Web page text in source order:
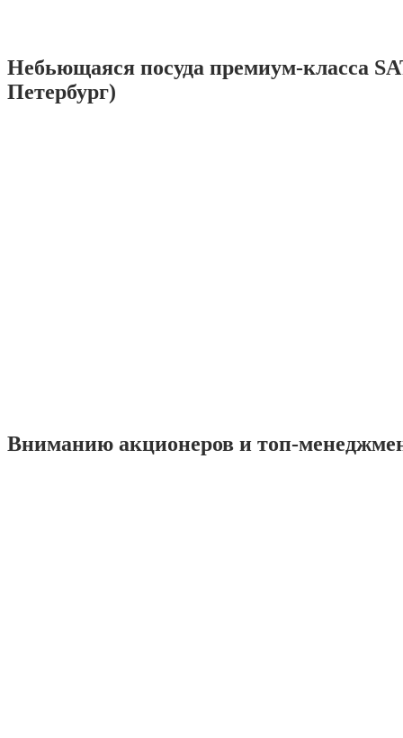
Небьющаяся посуда премиум-класса
Петербург)
Вниманию акционеров и топ-